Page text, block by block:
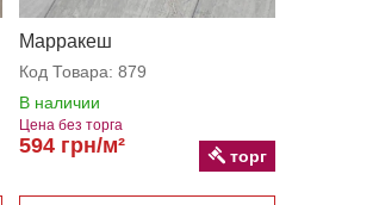
Марракеш
Код Товара: 879
В наличии
Цена без торга
594 грн/м² торг